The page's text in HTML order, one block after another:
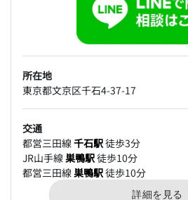
所在地
東京都文京区千石4-37-17
交通
都営三田線千石駅徒歩3分
JR山手線巣鴨駅徒歩10分
都営三田線巣鴨駅徒歩10分